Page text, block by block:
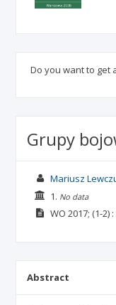
Do you want to get
Grupy
Mariusz
1. No data
WO 2017; (1-2)
Abstract